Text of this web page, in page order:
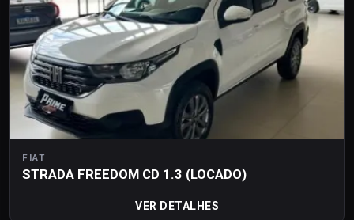
FIAT
STRADA FREEDOM CD 1.3 (LOCADO)
VER DETALHES